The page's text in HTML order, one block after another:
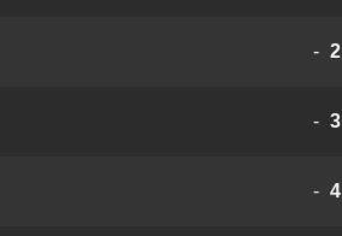
2
-
3
-
4
-